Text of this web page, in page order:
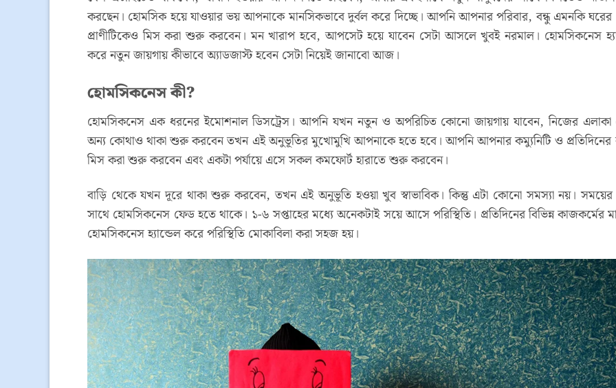
করছেন। হোমসিক হয়ে যাওয়ার ভয় আপনাকে মানসিকভাবে দুর্বল করে দিচ্ছে। আপনি আপনার পরিবার, বন্ধু এমনকি ঘরের
প্রাণীটিকেও মিস করা শুরু করবেন। মন খারাপ হবে, আপসেট হয়ে যাবেন সেটা আসলে খুবই নরমাল। হোমসিকনেস
করে নতুন জায়গায় কীভাবে অ্যাডজাস্ট হবেন সেটা নিয়েই জানাবো আজ।
হোমসিকনেস কী?
হোমসিকনেস এক ধরনের ইমোশনাল ডিসট্রেস। আপনি যখন নতুন ও অপরিচিত কোনো জায়গায় যাবেন, নিজের এলাকা
অন্য কোথাও থাকা শুরু করবেন তখন এই অনুভূতির মুখোমুখি আপনাকে হতে হবে। আপনি আপনার কম্যুনিটি ও প্রতিদিনের
মিস করা শুরু করবেন এবং একটা পর্যায়ে এসে সকল কমফোর্ট হারাতে শুরু করবেন।
বাড়ি থেকে যখন দূরে থাকা শুরু করবেন, তখন এই অনুভূতি হওয়া খুব স্বাভাবিক। কিন্তু এটা কোনো সমস্যা নয়। সময়ের
সাথে হোমসিকনেস ফেড হতে থাকে। ১-৬ সপ্তাহের মধ্যে অনেকটাই সয়ে আসে পরিস্থিতি। প্রতিদিনের বিভিন্ন কাজকর্মের
হোমসিকনেস হ্যান্ডেল করে পরিস্থিতি মোকাবিলা করা সহজ হয়।